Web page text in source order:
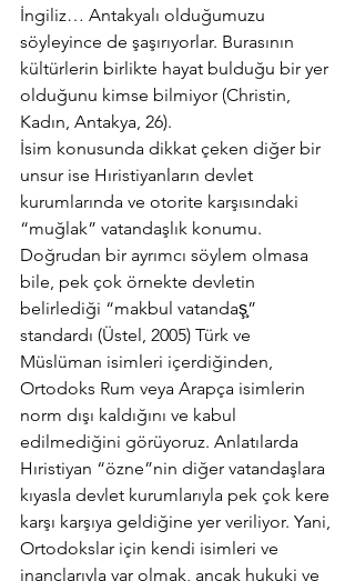
İngiliz… Antakyalı olduğumuzu
söyleyince de şaşırıyorlar. Burasının
kültürlerin birlikte hayat bulduğu bir yer
olduğunu kimse bilmiyor (Christin,
Kadın, Antakya, 26).
İsim konusunda dikkat çeken diğer bir
unsur ise Hıristiyanların devlet
kurumlarında ve otorite karşısındaki
“muğlak” vatandaşlık konumu.
Doğrudan bir ayrımcı söylem olmasa
bile, pek çok örnekte devletin
belirlediği “makbul vatandaş̧”
standardı (Üstel, 2005) Türk ve
Müslüman isimleri içerdiğinden,
Ortodoks Rum veya Arapça isimlerin
norm dışı kaldığını ve kabul
edilmediğini görüyoruz. Anlatılarda
Hıristiyan “özne”nin diğer vatandaşlara
kıyasla devlet kurumlarıyla pek çok kere
karşı karşıya geldiğine yer veriliyor. Yani,
Ortodokslar için kendi isimleri ve
inançlarıyla var olmak, ancak hukuki ve